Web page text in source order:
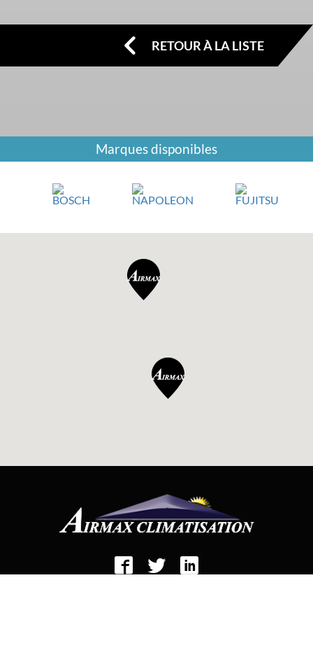
RETOUR À LA LISTE
Marques disponibles